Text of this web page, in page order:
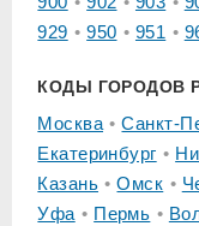
929
950 951
КОДЫ ГОРОДОВ
Москва Санкт-
Екатеринбург
Казань
Омск
Уфа
Пермь